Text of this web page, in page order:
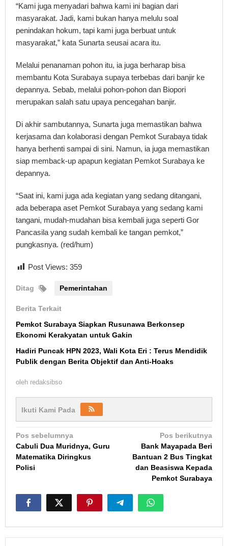
“Kami juga menyadari bahwa kami ini bagian dari
masyarakat. Jadi, kami bukan hanya melulu soal
penindakan hokum, tapi kami juga berbuat untuk
masyarakat,” kata Sunarta seusai acara itu.
Melalui penanaman pohon itu, ia juga berharap bisa
membantu Kota Surabaya supaya terbebas dari banjir ke
depannya. Sebab, melalui pohon-pohon dan Biopori
merupakan salah satu upaya pencegahan banjir.
Di akhir sambutannya, Sunarta juga memastikan bahwa
kerjasama dan kolaborasi dengan Pemkot Surabaya tidak
hanya berhenti sampai di sini. Namun, ia juga memastikan
siap memback-up apapun kegiatan Pemkot Surabaya ke
depannya.
“Saat ini, kami juga ada kegiatan yang sedang ditangani,
ada beberapa aset Pemkot Surabaya yang sedang kami
tangani, mudah-mudahan bisa kembali juga seperti Gor
Pancasila yang sudah kembali ke tangan pemkot,”
pungkasnya. (red/hum)
Post Views: 359
Ditag Pemerintahan
Berita Terkait
Pemkot Surabaya Siapkan Rusunawa Berkonsep
Ekonomi Kerakyatan untuk Gakin
Hadiri Puncak HPN 2023, Wali Kota Eri : Terus Mendidik
Publik dengan Berita Objektif dan Anti-Hoaks
oleh redaksibso
Ikuti Kami Pada
Navigasi
pos
Pos sebelumnya
Cabuli Dua Muridnya, Guru
Matematika Diringkus
Polisi
Pos berikutnya
Bank Mayapada Beri
Bantuan 2 Bus Tingkat
dan Beasiswa Kepada
Pemkot Surabaya